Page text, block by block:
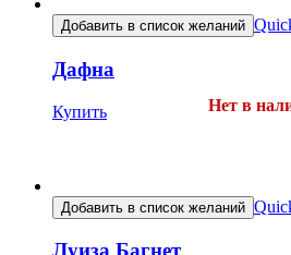
Добавить в список желаний
Дафна
Купить Нет в
Добавить в список желаний